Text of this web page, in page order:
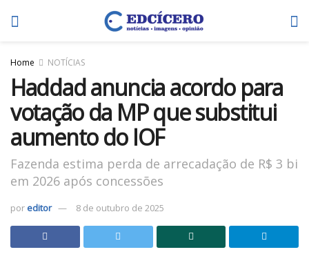
Home NOTÍCIAS
Haddad anuncia acordo para
votação da MP que substitui
aumento do IOF
Fazenda estima perda de arrecadação de R$ 3 bi
em 2026 após concessões
por editor 8 de outubro de 2025